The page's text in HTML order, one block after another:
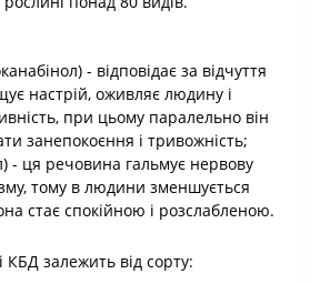
- відповідає за відчуття
настрій, оживляє людину і
при цьому паралельно він
занепокоєння і тривожність;
- ця речовина гальмує нервову
тому в людини зменшується
стає спокійною і розслабленою.
КБД залежить від сорту: